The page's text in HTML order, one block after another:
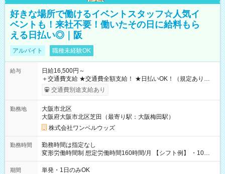
好きな場所で働けるイベントスタッフ☆人気イ
ベントも！来社不要！働いたその日に給料もら
える日払い◎｜阪
アルバイト 職種未経験OK
給与
日給16,500円～
＋交通費支給 ★交通費全額支給！ ★日払いOK！（規定あり） ┗
働いたその日に現金GET♪ お仕事後はコンビニATMから 日払
交通費別途支給あり
勤務地
大阪市北区
大阪府大阪市北区芝田（最寄り駅：大阪梅田駅）
株式会社ワンベルウッズ
勤務時間
勤務時間は指定なし
変形労働時間制 想定労働時間160時間/月 【シフト例】 ・10：
00～20：00
期間 単発・1日のみOK